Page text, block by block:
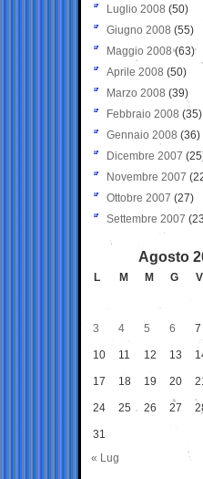
Luglio 2008 (50)
Giugno 2008 (55)
Maggio 2008(63)
Aprile 2008 (50)
Marzo 2008 (39)
Febbraio 2008 (35)
Gennaio 2008 (36)
Dicembre 2007
Novembre 2007
Ottobre 2007 (27)
Settembre 2007
Agosto
L M M G V
3 4 5 6 7
10 11 12 13
17 18 19 20
24 25 26 27
31
« Lug